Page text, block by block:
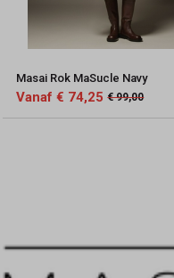
Masai Rok MaSucle Navy
Vanaf € 74,25 € 99,00